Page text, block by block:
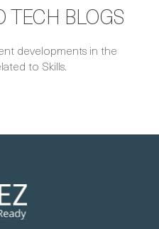
TECH BLOGS
developments in the
to Skills.